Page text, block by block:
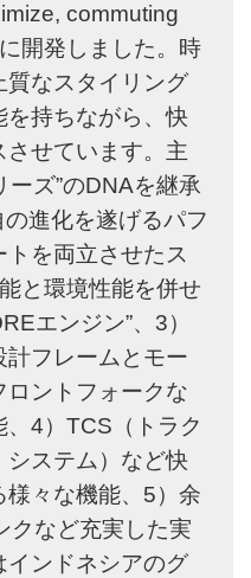
commuting
開発しました。時
質なスタイリング
を持ちながら、快
せています。主
ーズ”のDNAを継承
進化を遂げるパフ
トを両立させたス
と環境性能を併せ
エンジン”、3）
フレームとモー
ロントフォークな
、4）TCS（トラク
システム）など快
々な機能、5）余
クなど充実した実
インドネシアのグ